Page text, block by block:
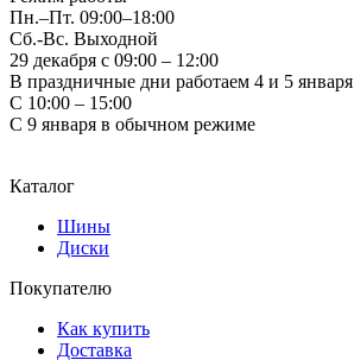
Пн.–Пт. 09:00–18:00
Сб.-Вс. Выходной
29 декабря с 09:00 – 12:00
В праздничные дни работаем 4 и 5 января
С 10:00 – 15:00
С 9 января в обычном режиме
Каталог
Шины
Диски
Покупателю
Как купить
Доставка